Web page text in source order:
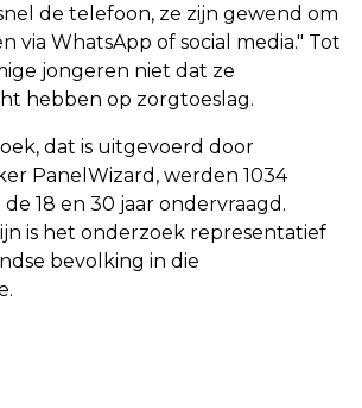
de telefoon, ze zijn gewend om
via WhatsApp of social media." Tot
jongeren niet dat ze
hebben op zorgtoeslag.
dat is uitgevoerd door
PanelWizard, werden 1034
18 en 30 jaar ondervraagd.
is het onderzoek representatief
bevolking in die